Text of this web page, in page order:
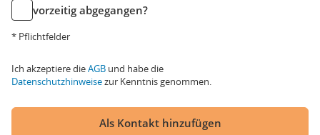
vorzeitig abgegangen?
* Pflichtfelder
Ich akzeptiere dieAGB und habe die
Datenschutzhinweisezur Kenntnis genommen.
Als Kontakt hinzufügen